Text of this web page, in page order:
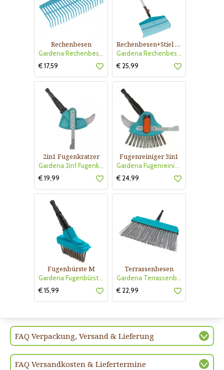
Rechenbesen
Gardena Rechenbesen
€ 17,59
Rechenbesen+Stiel 130cm
Gardena Rechenbesen+Stiel
€ 25,99
2in1 Fugenkratzer
Gardena 2in1 Fugenkratzer
€ 19,99
Fugenreiniger 3in1
Gardena Fugenreiniger 3in1
€ 24,99
Fugenbürste M
Gardena Fugenbürste M
€ 15,99
Terrassenbesen
Gardena Terrassenbesen
€ 22,99
FAQ Verpackung, Versand & Lieferung
FAQ Versandkosten & Liefertermine